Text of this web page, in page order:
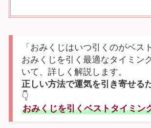
「おみくじはいつ引くのがベ
おみくじを引く最適なタイミン
いて、詳しく解説します。
正しい方法で運気を引き寄せる
おみくじを引くベストタイミン